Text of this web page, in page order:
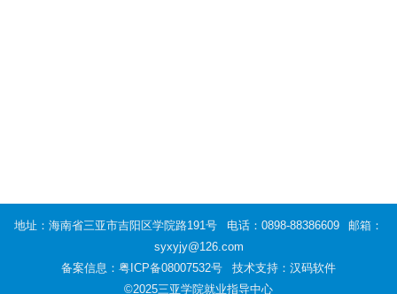
地址：海南省三亚市吉阳区学院路191号 电话：0898-88386609
邮箱：
syxyjy@126.com
备案信息：粤ICP备08007532号
技术支持：汉码软件
©2025三亚学院就业指导中心